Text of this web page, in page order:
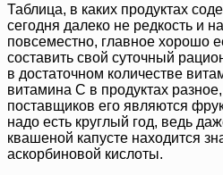
Таблица, в каких продуктах
сегодня далеко не редкость и
повсеместно, главное хорошо
составить свой суточный
в достаточном количестве
витамина С в продуктах
поставщиков его являются
надо есть круглый год, ведь
квашеной капусте находится
аскорбиновой кислоты.